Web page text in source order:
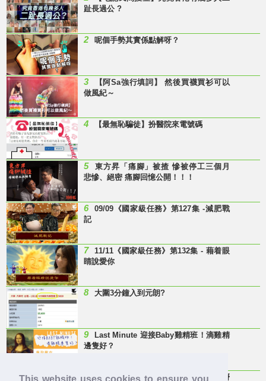
趾長過公 ?
2 呢個手勢其實係點解呀？
3
【阿Sa強行填詞】 然後買襪買衫可以
做風紀～
4 【最無恥騙徒】扮醫院來電號碼
5
東方昇「痛腳」被揸 慘被停工三個月
悲慘、絕密 痛腳回憶公開！！！
6
09/09《國家級任務》第127集 -減肥戰
記
7
11/11《國家級任務》第132集 - 藉着眼
睛說愛你
8 大圍3分鐘入到元朗?
9
Last Minute 迎接Baby雞精班！滴雞精
邊隻好？
10 【童年回憶】 有冇人記得呢兩隻嘢